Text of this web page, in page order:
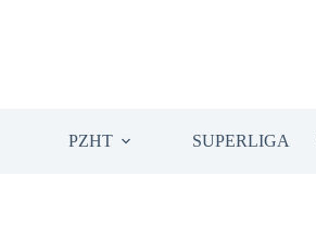
PZHT SUPERLIGA